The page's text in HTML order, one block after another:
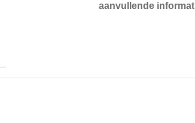
aanvullende